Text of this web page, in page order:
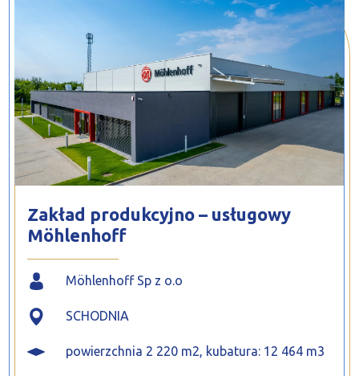
PROFILAR – profile zimnogięte
Zakład produkcyjno – usługowy
Möhlenhoff
Möhlenhoff Sp z o.o
SCHODNIA
powierzchnia 2 220 m2, kubatura: 12 464 m3